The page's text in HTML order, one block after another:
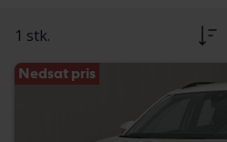
1 stk.
Nedsat pris